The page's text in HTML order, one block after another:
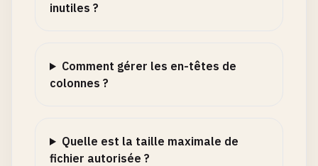
inutiles ?
Comment gérer les en-têtes de
colonnes ?
Quelle est la taille maximale de
fichier autorisée ?